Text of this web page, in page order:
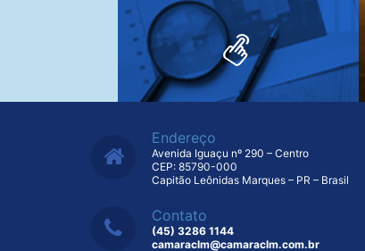
Endereço
Avenida Iguaçu nº 290 – Centro
CEP: 85790-000
Capitão Leônidas Marques – PR – Brasil
Contato
(45) 3286 1144
camaraclm@camaraclm.com.br